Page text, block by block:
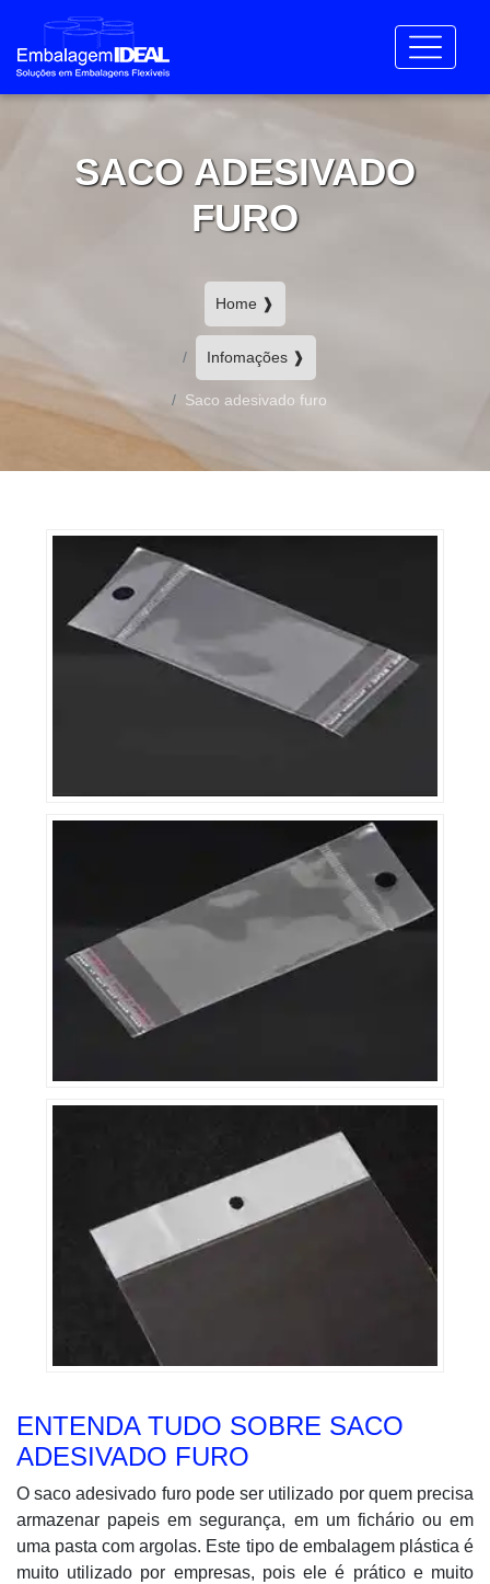
SACO ADESIVADO
FURO
Home ❱
Infomações ❱
Saco adesivado furo
ENTENDA TUDO SOBRE SACO
ADESIVADO FURO
O saco adesivado furo pode ser utilizado por quem precisa
armazenar papeis em segurança, em um fichário ou em
uma pasta com argolas. Este tipo de embalagem plástica é
muito utilizado por empresas, pois ele é prático e muito